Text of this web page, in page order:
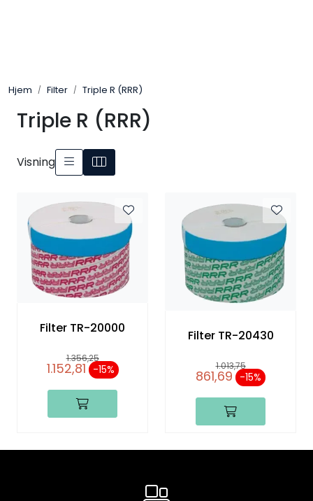
Hjem Filter Triple R (RRR)
Triple R (RRR)
Visning
Filter TR-20000
1.356,25
1.152,81 -15 %
Filter TR-20430
1.013,75
861,69 -15 %
Batteri / Booster / Lader
Bekledning / Hansker / Vern
Kjemi
OUTLET